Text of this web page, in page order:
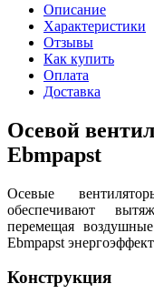
Описание
Характеристики
Отзывы
Как купить
Оплата
Доставка
Осевой
Ebmpapst
Осевые
обеспечивают
перемещая
Ebmpapst
Конструкция